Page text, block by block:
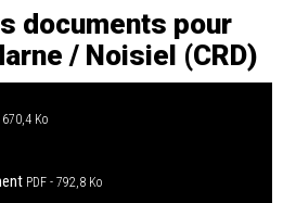
documents pour
/ Noisiel (CRD)
670,4 Ko
PDF 792,8 Ko